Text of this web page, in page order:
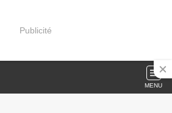
Publicité
MENU